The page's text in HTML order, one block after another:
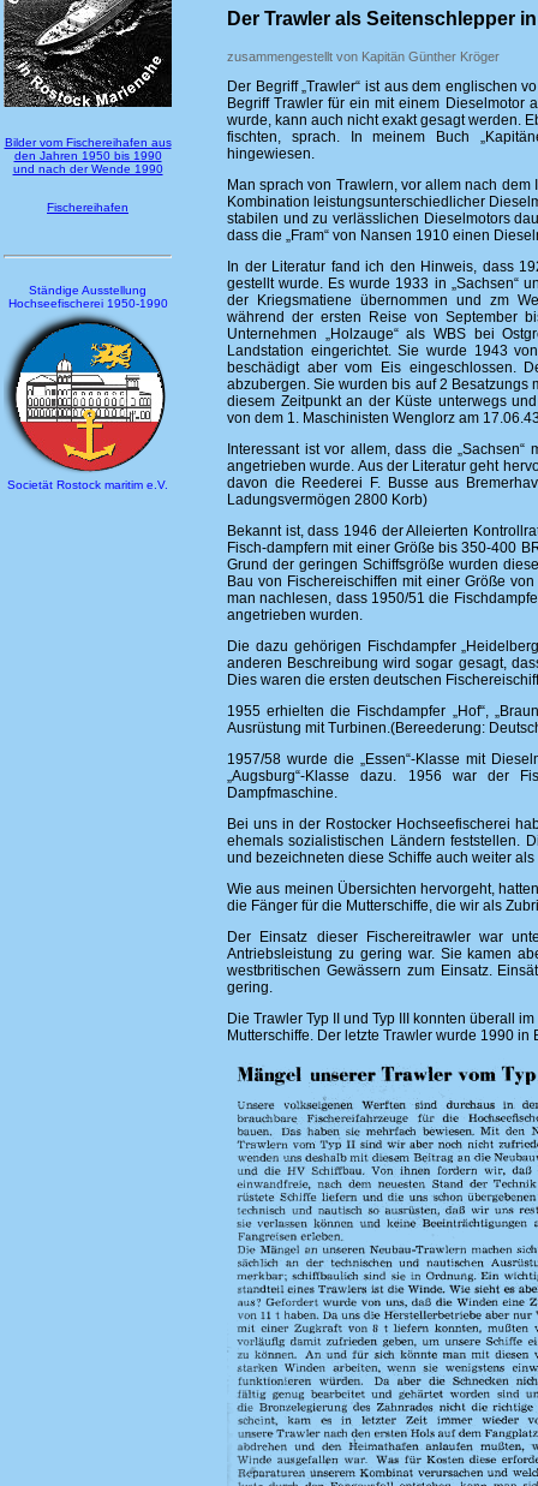
Bilder vom Fischereihafen aus
den Jahren 1950 bis 1990
und nach der Wende 1990
Fischereihafen
Ständige Ausstellung
Hochseefischerei 1950-1990
Societät Rostock maritim e.V.
Der Trawler als Seitenschlepper
zusammengestellt von Kapitän Günther Kröger
Der Begriff „Trawler“ ist aus dem englischen
Begriff Trawler für ein mit einem Dieselmotor
wurde, kann auch nicht exakt gesagt werden.
fischten, sprach. In meinem Buch
hingewiesen.
Man sprach von Trawlern, vor allem nach
Kombination leistungsunterschiedlicher
stabilen und zu verlässlichen Dieselmotors
dass die „Fram“ von Nansen 1910 einen
In der Literatur fand ich den Hinweis, dass
gestellt wurde. Es wurde 1933 in „Sachsen“
der Kriegsmatiene übernommen und zm
während der ersten Reise von September
Unternehmen „Holzauge“ als WBS bei
Landstation eingerichtet. Sie wurde 1943
beschädigt aber vom Eis eingeschlossen.
abzubergen. Sie wurden bis auf 2
diesem Zeitpunkt an der Küste unterwegs
von dem 1. Maschinisten Wenglorz am
Interessant ist vor allem, dass die
angetrieben wurde. Aus der Literatur geht
davon die Reederei F. Busse aus
Ladungsvermögen 2800 Korb)
Bekannt ist, dass 1946 der Alleierten
Fisch-dampfern mit einer Größe bis 350-400
Grund der geringen Schiffsgröße wurden
Bau von Fischereischiffen mit einer Größe
man nachlesen, dass 1950/51 die
angetrieben wurden.
Die dazu gehörigen Fischdampfer
anderen Beschreibung wird sogar gesagt,
Dies waren die ersten deutschen
1955 erhielten die Fischdampfer „Hof“,
Ausrüstung mit Turbinen.(Bereederung:
1957/58 wurde die „Essen“-Klasse mit
„Augsburg“-Klasse dazu. 1956 war der
Dampfmaschine.
Bei uns in der Rostocker Hochseefischerei
ehemals sozialistischen Ländern feststellen.
und bezeichneten diese Schiffe auch weiter
Wie aus meinen Übersichten hervorgeht,
die Fänger für die Mutterschiffe, die wir als
Der Einsatz dieser Fischereitrawler war
Antriebsleistung zu gering war. Sie kamen
westbritischen Gewässern zum Einsatz.
gering.
Die Trawler Typ II und Typ III konnten überall
Mutterschiffe. Der letzte Trawler wurde 1990 in